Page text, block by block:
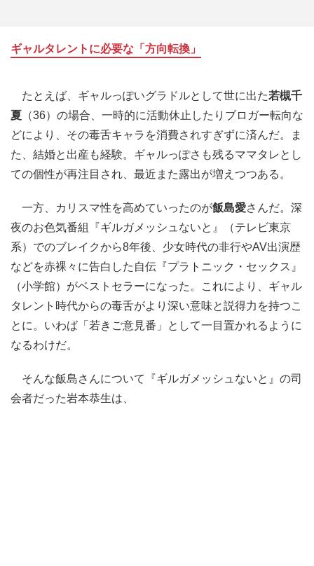
ギャルタレントに必要な「方向転換」
たとえば、ギャルっぽいグラドルとして世に出た若槻千
夏 （36）の場合、一時的に活動休止したりブロガー転向な
どにより、その毒舌キャラを消費されすぎずに済んだ。ま
た、結婚と出産も経験。ギャルっぽさも残るママタレとし
ての個性が再注目され、最近また露出が増えつつある。
一方、カリスマ性を高めていったのが飯島愛さんだ。深
夜のお色気番組『ギルガメッシュないと』（テレビ東京
系）でのブレイクから8年後、少女時代の非行やAV出演歴
などを赤裸々に告白した自伝『プラトニック・セックス』
（小学館）がベストセラーになった。これにより、ギャル
タレント時代からの毒舌がより深い意味と説得力を持つこ
とに。いわば「若きご意見番」として一目置かれるように
なるわけだ。
そんな飯島さんについて『ギルガメッシュないと』の司
会者だった岩本恭生は、